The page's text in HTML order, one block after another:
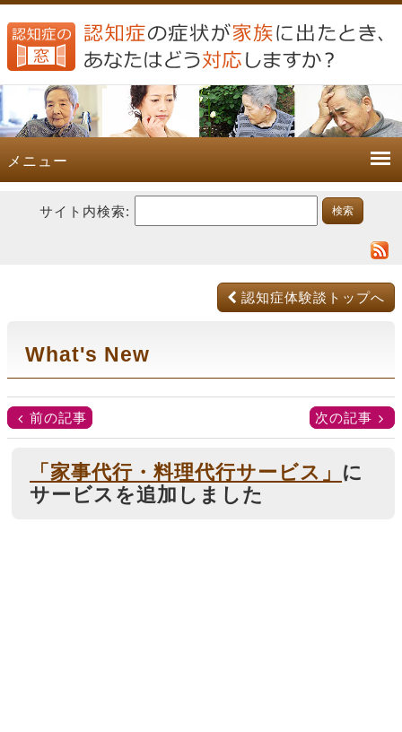
メニュー
サイト内検索:
認知症体験談トップへ
What's New
次の記事
前の記事
「家事代行・料理代行サービス」 に
サービスを追加しました